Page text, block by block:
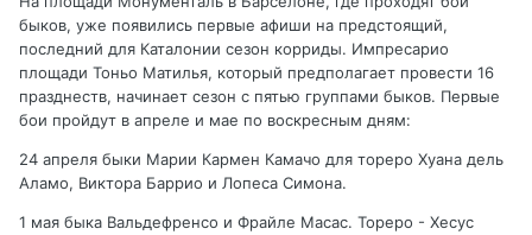
быков, уже появились первые афиши на предстоящий,
последний для Каталонии сезон корриды. Импресарио
площади Тоньо Матилья, который предполагает провести 16
празднеств, начинает сезон с пятью группами быков. Первые
бои пройдут в апреле и мае по воскресным дням:
24 апреля быки Марии Кармен Камачо для тореро Хуана дель
Аламо, Виктора Баррио и Лопеса Симона.
1 мая быка Вальдефренсо и Фрайле Масас. Тореро - Хесус